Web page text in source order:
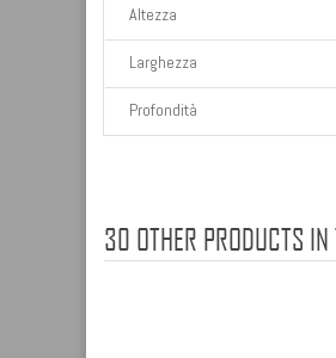
Altezza
Larghezza
Profondità
30 OTHER PRODUCTS IN